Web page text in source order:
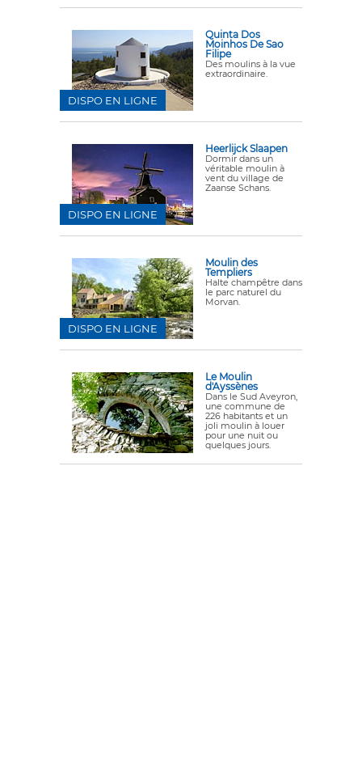
Quinta Dos
Moinhos De Sao
Filipe
Des moulins à la vue
extraordinaire.
DISPO EN LIGNE
Heerlijck Slaapen
Dormir dans un
véritable moulin à
vent du village de
Zaanse Schans.
DISPO EN LIGNE
Moulin des
Templiers
Halte champêtre dans
le parc naturel du
Morvan.
DISPO EN LIGNE
Le Moulin
d'Ayssènes
Dans le Sud Aveyron,
une commune de
226 habitants et un
joli moulin à louer
pour une nuit ou
quelques jours.